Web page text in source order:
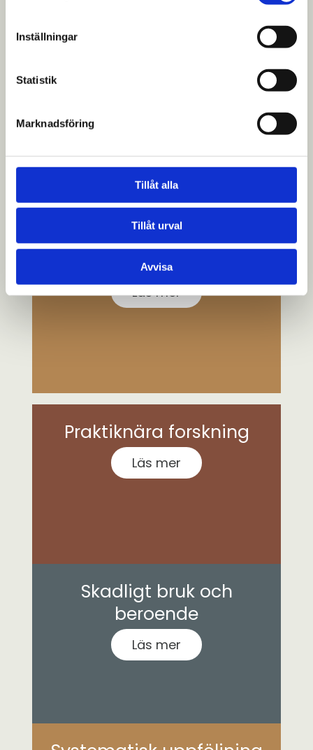
Inställningar
Statistik
Marknadsföring
Tillåt alla
Tillåt urval
Avvisa
Funktionshinder
Läs mer
Praktiknära forskning
Läs mer
Skadligt bruk och
beroende
Läs mer